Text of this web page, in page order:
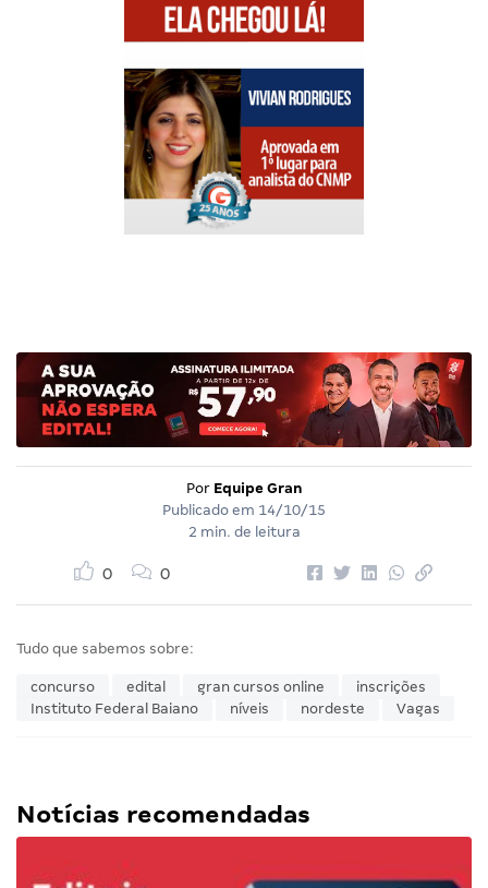
Por Equipe Gran
Publicado em 14/10/15
2 min. de leitura
0 0
Tudo que sabemos sobre:
concurso edital gran cursos online
inscrições
Instituto Federal Baiano
níveis nordeste Vagas
Notícias recomendadas